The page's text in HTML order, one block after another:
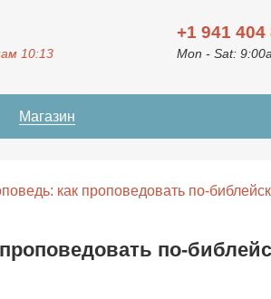
10:13
+1 941 404
Mon - Sat:
Магазин
как проповедовать по-
по-